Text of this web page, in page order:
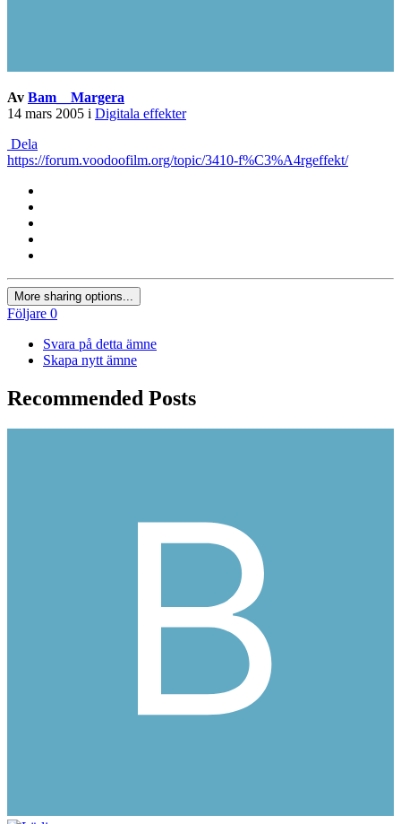
Av Bam__Margera
14 mars 2005 i Digitala effekter
Dela
https://forum.voodoofilm.org/topic/3410-f%C3%A4rgeffekt/
More sharing options...
Följare 0
Svara på detta ämne
Skapa nytt ämne
Recommended Posts